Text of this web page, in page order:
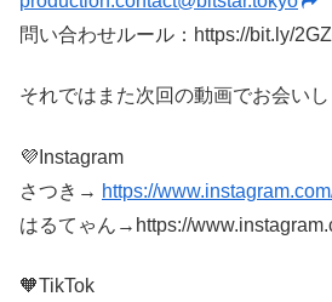
問い合わせルール：https://bit.ly/
それではまた次回の動画でお会い
💜Instagram
さつき→ https://
はるてゃん→https://
🧡TikTok